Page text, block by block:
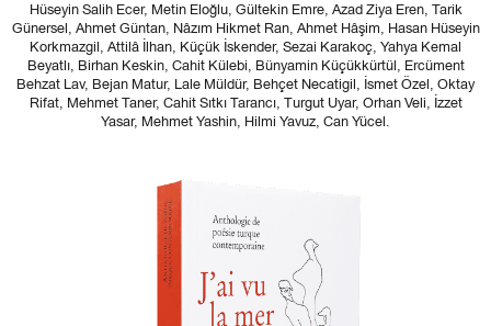
Hüseyin Salih Ecer, Metin Eloğlu, Gültekin Emre, Azad Ziya Eren, Tarik
Günersel, Ahmet Güntan, Nâzım Hikmet Ran, Ahmet Hâşim, Hasan Hüseyin
Korkmazgil, Attilâ İlhan, Küçük İskender, Sezai Karakoç, Yahya Kemal
Beyatlı, Birhan Keskin, Cahit Külebi, Bünyamin Küçükkürtül, Ercüment
Behzat Lav, Bejan Matur, Lale Müldür, Behçet Necatigil, İsmet Özel, Oktay
Rifat, Mehmet Taner, Cahit Sıtkı Tarancı, Turgut Uyar, Orhan Veli, İzzet
Yasar, Mehmet Yashin, Hilmi Yavuz, Can Yücel.